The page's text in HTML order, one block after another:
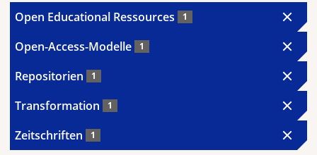
Open Educational Ressources 1
Open-Access-Modelle 1
Repositorien 1
Transformation 1
Zeitschriften 1